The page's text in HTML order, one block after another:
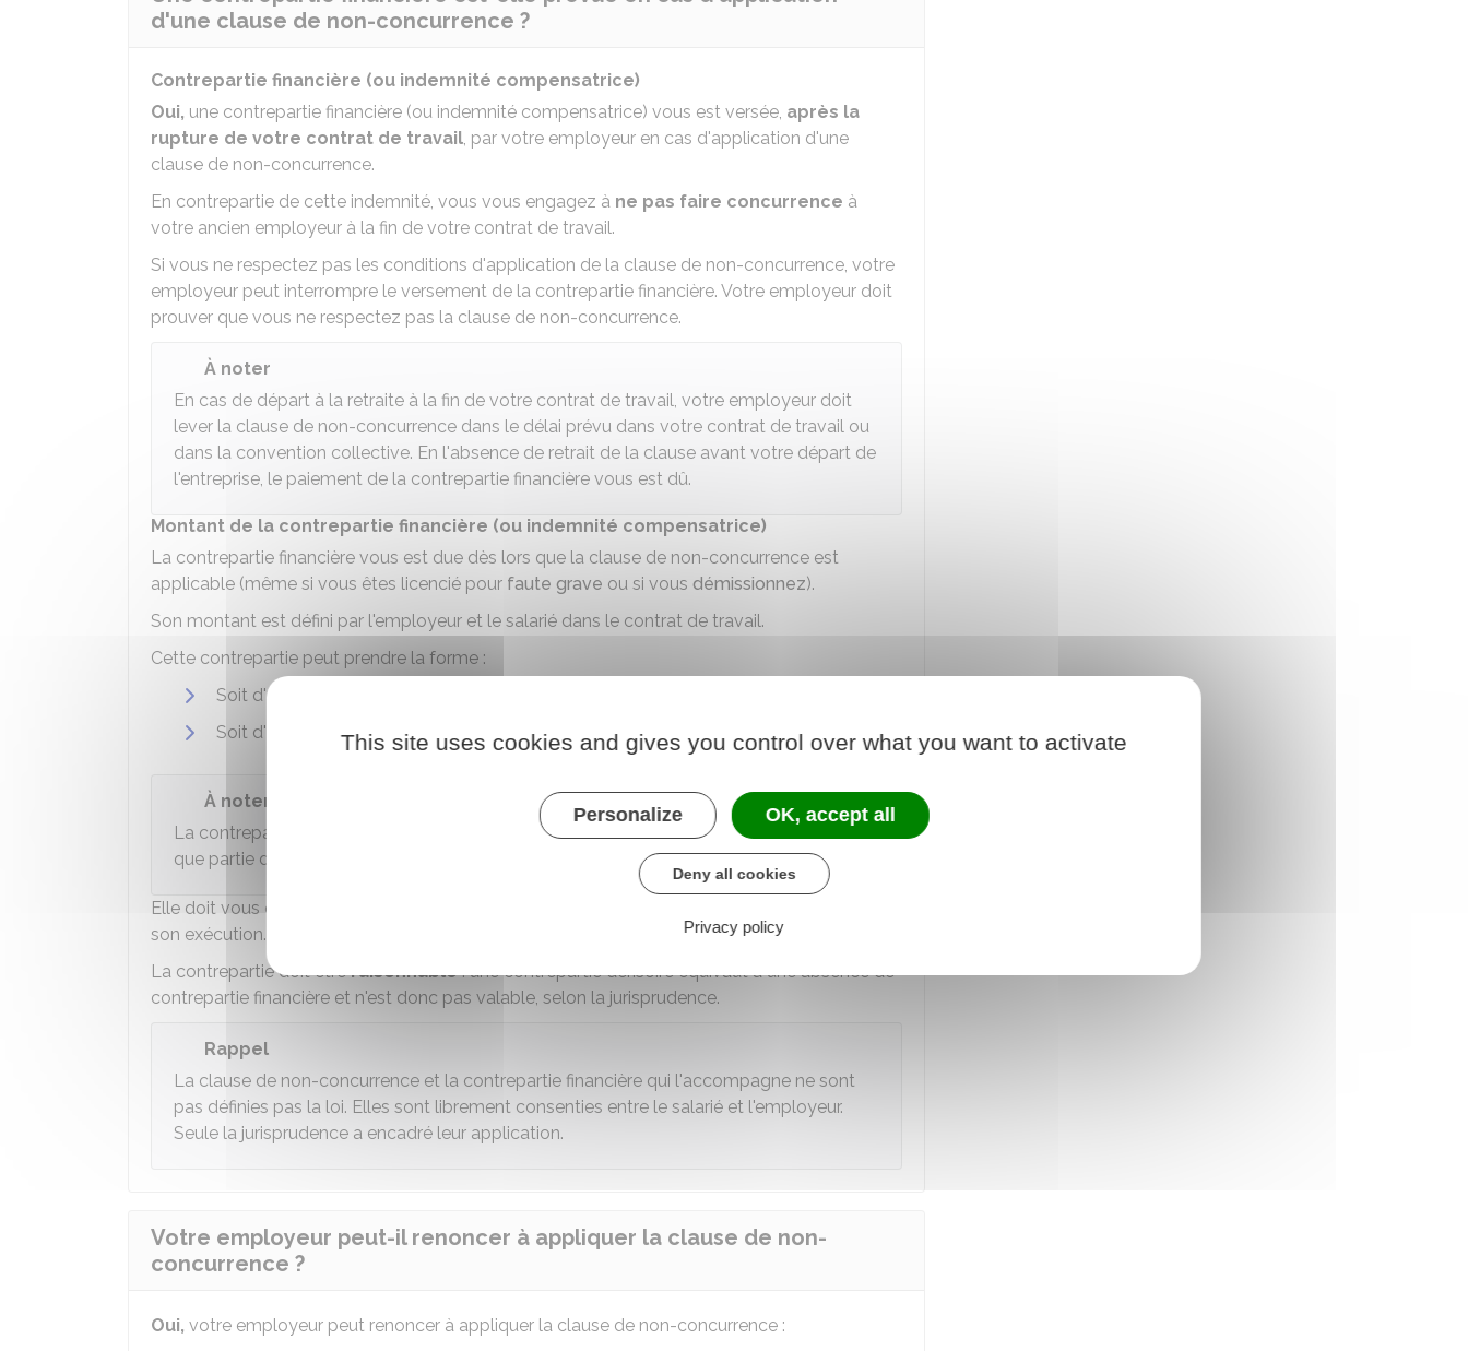
d'une clause de non-concurrence ?
Contrepartie financière (ou indemnité compensatrice)
Oui, une contrepartie financière (ou indemnité compensatrice) vous est versée, après la
rupture de votre contrat de travail, par votre employeur en cas d'application d'une
clause de non-concurrence.
En contrepartie de cette indemnité, vous vous engagez à ne pas faire concurrence à
votre ancien employeur à la fin de votre contrat de travail.
Si vous ne respectez pas les conditions d'application de la clause de non-concurrence, votre
employeur peut interrompre le versement de la contrepartie financière. Votre employeur doit
prouver que vous ne respectez pas la clause de non-concurrence.
À noter
En cas de départ à la retraite à la fin de votre contrat de travail, votre employeur doit
lever la clause de non-concurrence dans le délai prévu dans votre contrat de travail ou
dans la convention collective. En l'absence de retrait de la clause avant votre départ de
l'entreprise, le paiement de la contrepartie financière vous est dû.
Montant de la contrepartie financière (ou indemnité compensatrice)
La contrepartie financière vous est due dès lors que la clause de non-concurrence est
applicable (même si vous êtes licencié pour faute grave ou si vous démissionnez).
Son montant est défini par l'employeur et le salarié dans le contrat de travail.
Cette contrepartie peut prendre la forme :
Soit d'un capital (sous la forme d'un versement unique)
Soit d'une rente (c'est-à-dire une prime versée en une seule fois ou périodiquement)
À noter
La contrepartie financière est soumise à l'impôt sur le revenu et estsaisissable
en tant
que partie du salaire.
Elle doit vous être versée
son exécution.
La contrepartie doit êtreraisonnable: une contrepartie dérisoire équivaut à une absence de
contrepartie financière et n'est donc pas valable, selon la jurisprudence.
Rappel
La clause de non-concurrence et la contrepartie financière qui l'accompagne ne sont
pas définies pas la loi. Elles sont librement consenties entre le salarié et l'employeur.
Seule la jurisprudence a encadré leur application.
Votre employeur peut-il renoncer à appliquer la clause de non-
concurrence ?
Oui, votre employeur peut renoncer à appliquer la clause de non-concurrence :
This site uses cookies and gives you control over what you want to activate
Personalize OK, accept all
Deny all cookies
Privacy policy